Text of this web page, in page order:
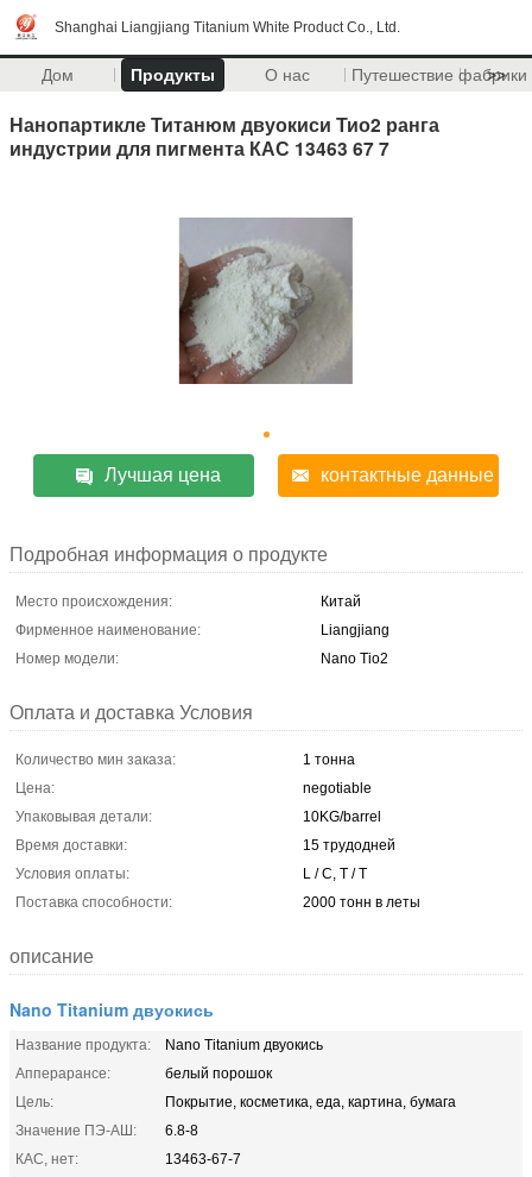
Shanghai Liangjiang Titanium White Product Co., Ltd.
Дом Продукты О нас Путешествие фабрики
>>
Нанопартикле Титанюм двуокиси Тио2 ранга
индустрии для пигмента КАС 13463 67 7
Лучшая цена контактные данные
Подробная информация о продукте
Место происхождения:
Китай
Фирменное наименование:
Liangjiang
Номер модели:
Nano Tio2
Оплата и доставка Условия
Количество мин заказа:
1 тонна
Цена:
negotiable
Упаковывая детали:
10KG/barrel
Время доставки:
15 трудодней
Условия оплаты:
L / C, T / T
Поставка способности:
2000 тонн в леты
описание
Nano Titanium двуокись
Название продукта:
Nano Titanium двуокись
Апперарансе:
белый порошок
Цель:
Покрытие, косметика, еда, картина, бумага
Значение ПЭ-АШ:
6.8-8
КАС, нет:
13463-67-7